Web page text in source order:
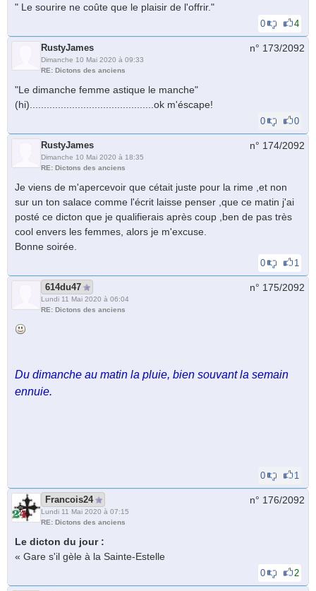
" Le sourire ne coûte que le plaisir de l'offrir."
0 4
RustyJames
Dimanche 10 Mai 2020 à 09:33
RE: Dictons des anciens
n° 173/2092
"Le dimanche femme astique le manche"
(hi)............................................ok m'éscape!
0 0
RustyJames
Dimanche 10 Mai 2020 à 18:35
RE: Dictons des anciens
n° 174/2092
Je viens de m'apercevoir que cétait juste pour la rime ,et non
sur un ton salace comme l'écrit laisse penser ,que ce matin j'ai
posté ce dicton que je qualifierais après coup ,ben de pas très
cool envers les femmes, alors je m'excuse.
Bonne soirée.
0 1
614du47
Lundi 11 Mai 2020 à 06:04
RE: Dictons des anciens
n° 175/2092
Du dimanche au matin la pluie, bien souvant la semain
ennuie.
0 1
Francois24
Lundi 11 Mai 2020 à 07:15
RE: Dictons des anciens
n° 176/2092
Le dicton du jour :
« Gare s'il gèlе à lа Sаinte-Estelle
0 2